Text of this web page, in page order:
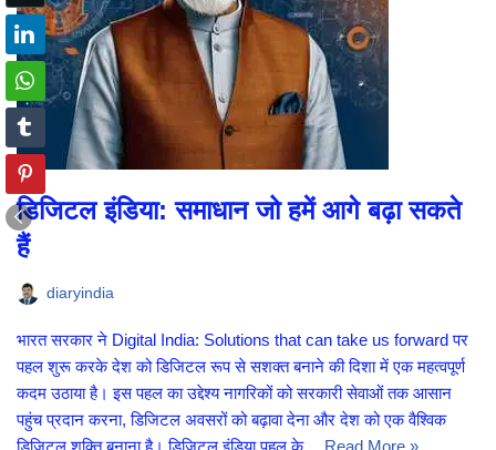
डिजिटल इंडिया: समाधान जो हमें आगे बढ़ा सकते
हैं
diaryindia
भारत सरकार ने Digital India: Solutions that can take us forward पर
पहल शुरू करके देश को डिजिटल रूप से सशक्त बनाने की दिशा में एक महत्वपूर्ण
कदम उठाया है। इस पहल का उद्देश्य नागरिकों को सरकारी सेवाओं तक आसान
पहुंच प्रदान करना, डिजिटल अवसरों को बढ़ावा देना और देश को एक वैश्विक
डिजिटल शक्ति बनाना है। डिजिटल इंडिया पहल के… Read More »